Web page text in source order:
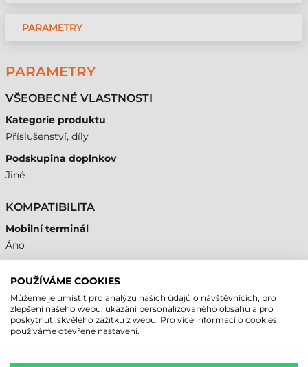
PARAMETRY
PARAMETRY
VŠEOBECNÉ VLASTNOSTI
Kategorie produktu
Příslušenství, díly
Podskupina doplnkov
Jiné
KOMPATIBILITA
Mobilní terminál
Áno
NAPOSLEDY PROHLÍŽENÉ PRODUKTY
POUŽÍVÁME COOKIES
Můžeme je umístit pro analýzu našich údajů o návštěvnících, pro
zlepšení našeho webu, ukázání personalizovaného obsahu a pro
poskytnutí skvělého zážitku z webu. Pro více informací o cookies
používáme otevřené nastavení.